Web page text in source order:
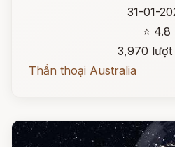
31-01-
⭐ 4.8
3,970 lượt
Thần thoại Australia